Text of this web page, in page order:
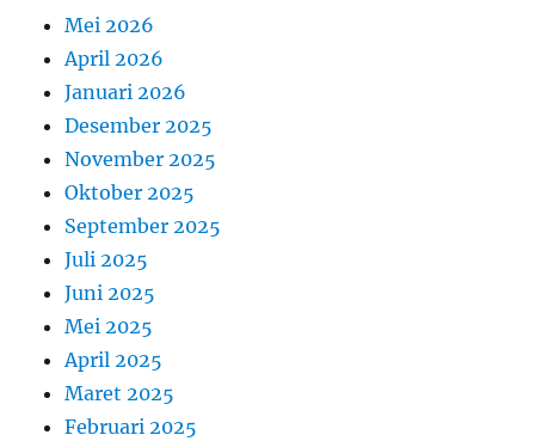
Mei 2026
April 2026
Januari 2026
Desember 2025
November 2025
Oktober 2025
September 2025
Juli 2025
Juni 2025
Mei 2025
April 2025
Maret 2025
Februari 2025